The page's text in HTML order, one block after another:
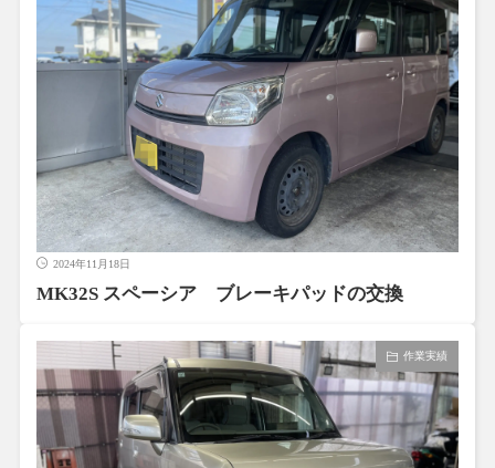
2024年11月18日
MK32S スペーシア ブレーキパッドの交換
作業実績